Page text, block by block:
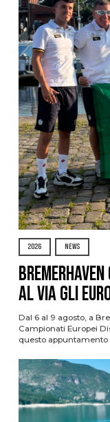
2026 NEWS
al via gli
Dal 6 al 9 agosto, a
Campionati Europei
questo appuntamento